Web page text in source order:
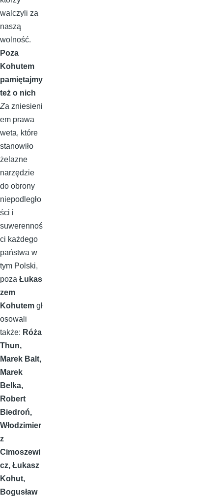
walczyli za
naszą
wolność.
Poza
Kohutem
pamiętajmy
też o nich
Za zniesieni
em prawa
weta, które
stanowiło
żelazne
narzędzie
do obrony
niepodległo
ści i
suwerennoś
ci każdego
państwa w
tym Polski,
poza Łukas
zem
Kohutem gł
osowali
także: Róża
Thun,
Marek Balt,
Marek
Belka,
Robert
Biedroń,
Włodzimier
z
Cimoszewi
cz, Łukasz
Kohut,
Bogusław